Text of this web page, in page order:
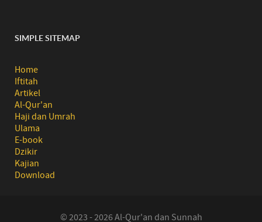
SIMPLE SITEMAP
Home
Iftitah
Artikel
Al-Qur'an
Haji dan Umrah
Ulama
E-book
Dzikir
Kajian
Download
© 2023 - 2026 Al-Qur'an dan Sunnah